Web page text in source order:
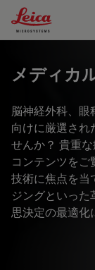
Leica
メディカ
脳神経外科、
向けに厳選され
せんか？ 貴重
コンテンツを
技術に焦点を当
ジングといっ
思決定の最適化